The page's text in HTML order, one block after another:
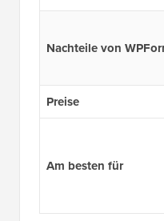
Nachteile von
Preise
Am besten für